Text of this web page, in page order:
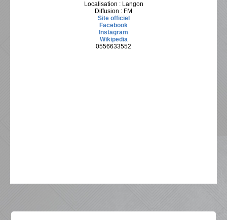
Localisation : Langon
Diffusion : FM
Site officiel
Facebook
Instagram
Wikipedia
0556633552